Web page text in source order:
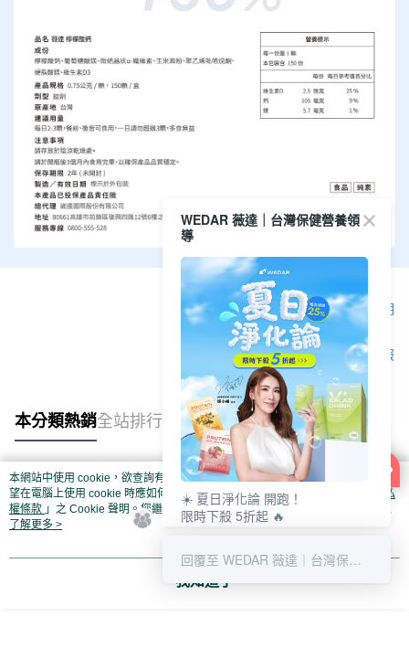
顯示電腦版詳細說明
客服
本分類熱銷全站排行
熱門標籤
本網站中使用 cookie，欲查詢有關本網站使用 cookie 方式之詳情，及若您不希
望在電腦上使用 cookie 時應如何變更電腦的 cookie 設定，請參閱本網站「
隱私
權條款 」之 Cookie 聲明。您繼續使用本網站即表示您同意本公司得按本網站使
用條款之 Cookie 聲明使用 cookie。
了解更多 >
我知道了
WEDAR 薇達｜台灣保健營養領
導
☀️ 夏日淨化論 開跑！
限時下殺 5折起 🔥
清爽補給趁現在 💚
回覆至 WEDAR 薇達｜台灣保健營養領導